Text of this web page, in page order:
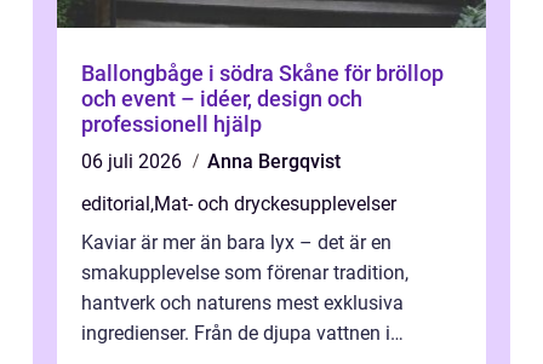
Ballongbåge i södra Skåne för bröllop
och event – idéer, design och
professionell hjälp
06 juli 2026
Anna Bergqvist
editorial,Mat- och dryckesupplevelser
Kaviar är mer än bara lyx – det är en
smakupplevelse som förenar tradition,
hantverk och naturens mest exklusiva
ingredienser. Från de djupa vattnen i